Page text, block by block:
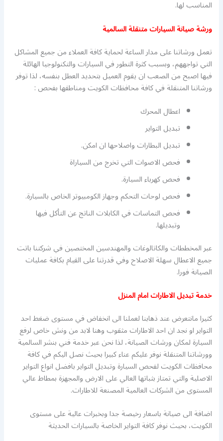
المناسب لها.
ورشة صيانة السيارات متنقلة السالمية
تعمل ورشاتنا على مدار الساعة لحماية كافة العملاء من جميع المشاكل
التي تواجههم، وبسبب كثرة التطور في السيارات والتكنولوجيا الهائلة
فيها اصبح من الصعب ان يقوم العميل بتحديد العطل بنفسه، لذا توفر
ورشاتنا المتنقلة في كافة محافظات الكويت ومناطقها بفحص :
اعطال المحرك
تبديل التواير
تبديل البطارات واصلاحها ان امكن.
فحص الاصوات التي تخرج من السياراة
فحص كهرباء السيارة.
فحص لوحات التحكم وجهاز الكومبيوتر الخاص بالسيارة.
فحص التماسات في الكابلات الناتج عن التأكل فيها
وتبديلها.
عبر المخططات والكاتالوغات والمهندسين المختصين في شركتنا باتت
جميع الاعطال سهلة الاصلاح وفي قدرتنا على القيام بكافة عمليات
الصيانة فورا.
خدمة تبديل الاطارات امام المنزل
كثيرا مانتعرض عند ذهابنا لعملنا الى انخفاض في مستوى ضغط احد
التواير او نجد ان احد الاطارات مثقوب وهنا لابد من ونش خاص لرفع
السيارة لمكان ورشات الصيانة، لذا نحن عبر خدمة فني بنشر السالمية
وورشاتنا المتنقلة نوفر عليكم عناء كبيرا بحيث نصل اليكم في كافة
محافظات الكويت لفحص السيارة وتبديل التواير بافضل انواع التواير
الاصلية والتي تمتاز بثباتها العالي على الارض والمجهزة بمطاط عالي
المستوى من الشركات العالمية المصنعة للاطارات.
اضافة الى صيانة باسعار رخيصة جدا وبخبرات عالية على مستوى
الكويت، بحيث نوفر كافة التواير الخاصة بالسيارات الحديثة